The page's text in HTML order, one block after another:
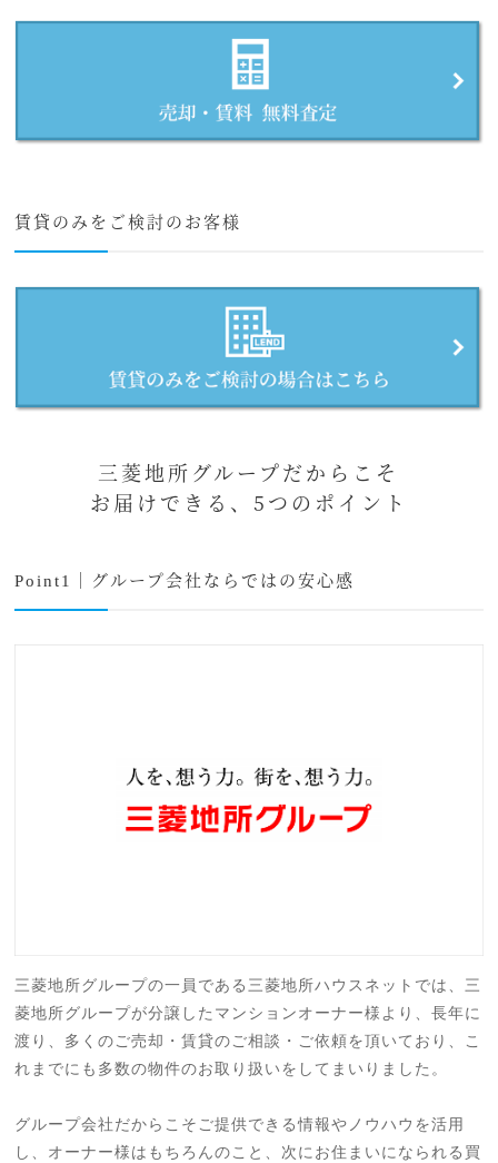
賃貸のみをご検討のお客様
三菱地所グループだからこそ
お届けできる、5つのポイント
Point1｜グループ会社ならではの安心感
三菱地所グループの一員である三菱地所ハウスネットでは、三
菱地所グループが分譲したマンションオーナー様より、長年に
渡り、多くのご売却・賃貸のご相談・ご依頼を頂いており、こ
れまでにも多数の物件のお取り扱いをしてまいりました。
グループ会社だからこそご提供できる情報やノウハウを活用
し、オーナー様はもちろんのこと、次にお住まいになられる買